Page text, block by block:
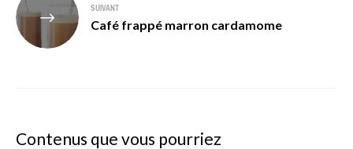
SUIVANT
Café frappé marron cardamome
Contenus que vous pourriez